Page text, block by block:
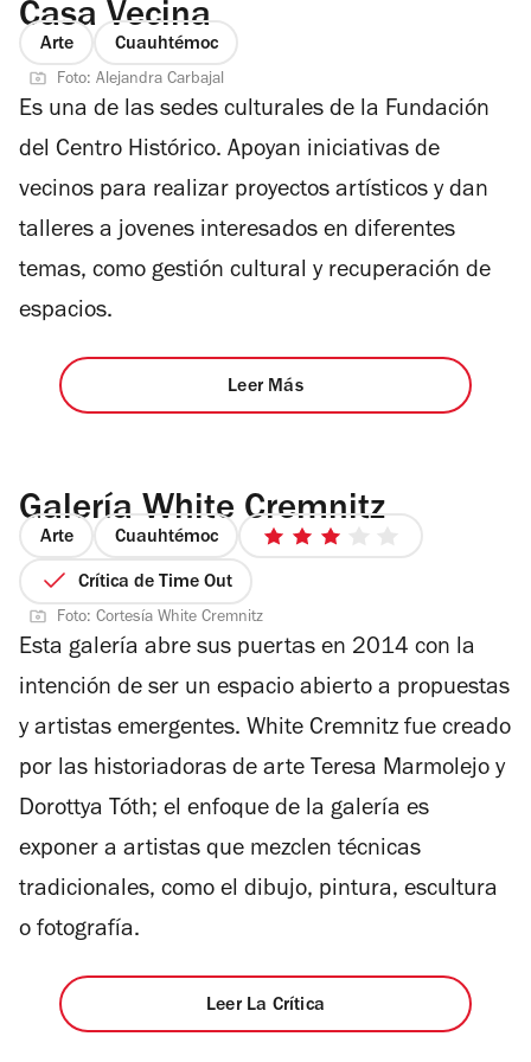
Casa Vecina
Arte Cuauhtémoc
Foto: Alejandra Carbajal
Es una de las sedes culturales de la Fundación
del Centro Histórico. Apoyan iniciativas de
vecinos para realizar proyectos artísticos y dan
talleres a jovenes interesados en diferentes
temas, como gestión cultural y recuperación de
espacios.
Leer Más
Galería White Cremnitz
Arte Cuauhtémoc
3
estrellas
Crítica de Time Out
Foto: Cortesía White Cremnitz
Esta galería abre sus puertas en 2014 con la
intención de ser un espacio abierto a propuestas
y artistas emergentes. White Cremnitz fue creado
por las historiadoras de arte Teresa Marmolejo y
Dorottya Tóth; el enfoque de la galería es
exponer a artistas que mezclen técnicas
tradicionales, como el dibujo, pintura, escultura
o fotografía.
Leer La Crítica